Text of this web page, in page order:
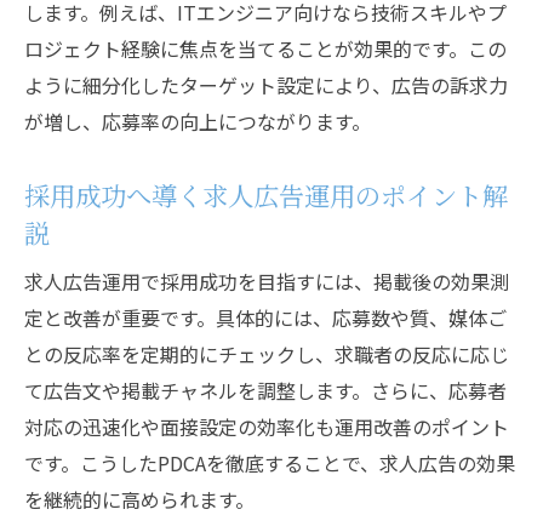
します。例えば、ITエンジニア向けなら技術スキルやプ
ロジェクト経験に焦点を当てることが効果的です。この
ように細分化したターゲット設定により、広告の訴求力
が増し、応募率の向上につながります。
採用成功へ導く求人広告運用のポイント解
説
求人広告運用で採用成功を目指すには、掲載後の効果測
定と改善が重要です。具体的には、応募数や質、媒体ご
との反応率を定期的にチェックし、求職者の反応に応じ
て広告文や掲載チャネルを調整します。さらに、応募者
対応の迅速化や面接設定の効率化も運用改善のポイント
です。こうしたPDCAを徹底することで、求人広告の効果
を継続的に高められます。